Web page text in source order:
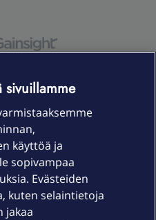
sivuillamme
käyttöä ja
sopivampaa
Evästeiden
kuten selaintietoja
jakaa